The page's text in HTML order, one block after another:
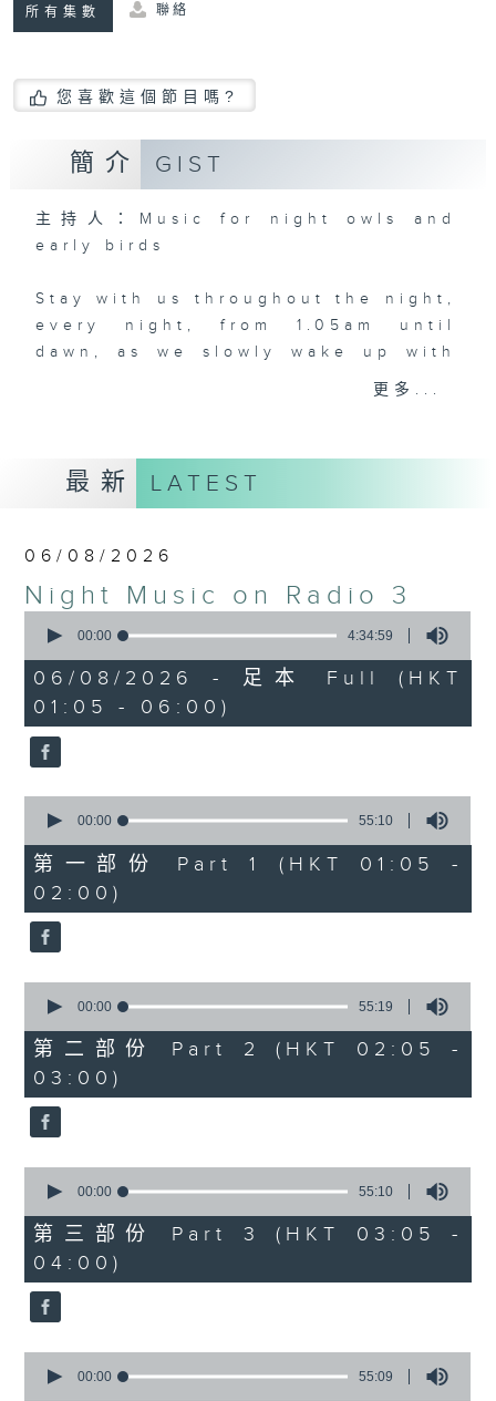
所有集數 聯絡
您喜歡這個節目嗎?
簡介 GIST
主持人：Music for night owls and
early birds
Stay with us throughout the night,
every night, from 1.05am until
dawn, as we slowly wake up with
you. Enjoy the non-stop mellow
and soft rock hits, which gently
grow in pace, moving you towards
the 2000s and a perfect morning
Seven days a week from 1.05am...
更多...
最新 LATEST
06/08/2026
Night Music on Radio 3
seconds
4
hours,
34
minutes,
59
seconds
00:00 4:34:59
06/08/2026 - 足本 Full (HKT
01:05 - 06:00)
seconds
55
minutes,
10
seconds
00:00 55:10
第一部份 Part 1 (HKT 01:05 -
02:00)
seconds
55
minutes,
19
seconds
00:00 55:19
第二部份 Part 2 (HKT 02:05 -
03:00)
seconds
55
minutes,
10
seconds
00:00 55:10
第三部份 Part 3 (HKT 03:05 -
04:00)
seconds
00:00 55:09